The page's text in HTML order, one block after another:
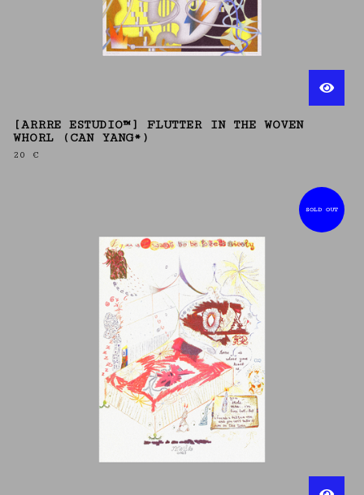
[ARRRE ESTUDIO™] FLUTTER IN THE WOVEN
WHORL (CAN YANG*)
20 €
SOLD OUT